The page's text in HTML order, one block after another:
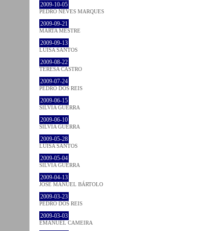
2009-10-05
PEDRO NEVES MARQUES
2009-09-21
MARTA MESTRE
2009-09-13
LUÍSA SANTOS
2009-08-22
TERESA CASTRO
2009-07-24
PEDRO DOS REIS
2009-06-15
SÍLVIA GUERRA
2009-06-10
SÍLVIA GUERRA
2009-05-28
LUÍSA SANTOS
2009-05-04
SÍLVIA GUERRA
2009-04-13
JOSÉ MANUEL BÁRTOLO
2009-03-23
PEDRO DOS REIS
2009-03-03
EMANUEL CAMEIRA